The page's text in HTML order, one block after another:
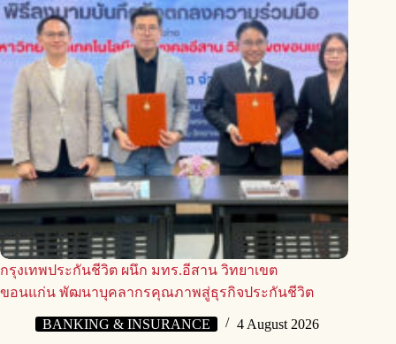
กรุงเทพประกันชีวิต ผนึก มทร.อีสาน วิทยาเขต
ขอนแก่น พัฒนาบุคลากรคุณภาพสู่ธุรกิจประกันชีวิต
BANKING & INSURANCE 4 August 2026